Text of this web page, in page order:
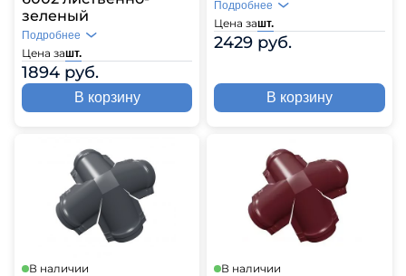
зеленый
Цена зашт.
1894 руб.
Подробнее
В корзину
Цена зашт.
2429 руб.
Подробнее
В корзину
В наличии В наличии